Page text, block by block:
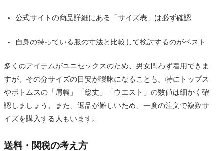
公式サイトの商品詳細にある「サイズ表」は必ず確認
自身の持っている服の寸法と比較して検討するのがベスト
多くのアイテムがユニセックスのため、男女問わず着用できま
すが、その分サイズの目安が曖昧になることも。特にトップス
やボトムスの「肩幅」「総丈」「ウエスト」の数値は細かく確
認しましょう。また、返品が難しいため、一度の注文で複数サ
イズを購入する人もいます。
送料・関税の考え方